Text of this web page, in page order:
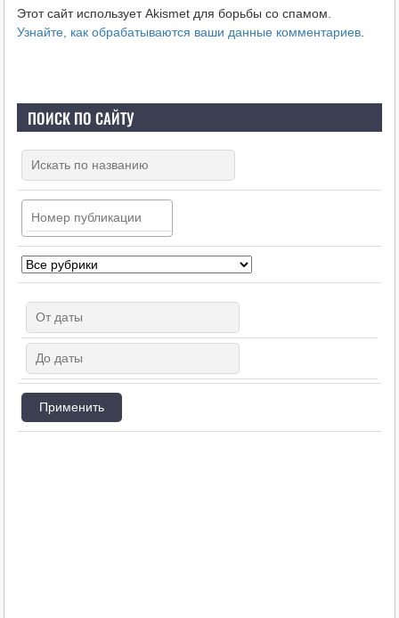
Этот сайт использует Akismet для борьбы со спамом.
Узнайте, как обрабатываются ваши данные комментариев.
ПОИСК ПО САЙТУ